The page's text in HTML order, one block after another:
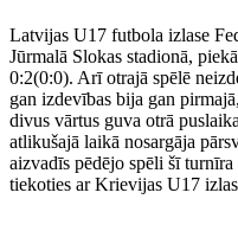
Latvijas U17 futbola izlase
Jūrmalā Slokas stadionā,
0:2(0:0). Arī otrajā spēlē
gan izdevības bija gan
divus vārtus guva otrā
atlikušajā laikā nosargāja
aizvadīs pēdējo spēli šī
tiekoties ar Krievijas U17